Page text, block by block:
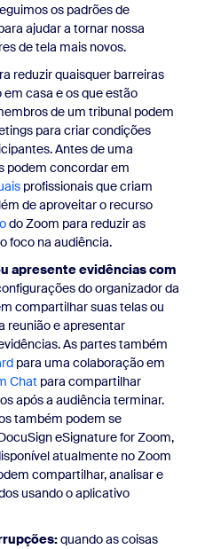
os padrões de
ajudar a tornar nossa
de tela mais novos.
reduzir quaisquer barreiras
casa e os que estão
de um tribunal podem
para criar condições
Antes de uma
podem concordar em
profissionais que criam
de aproveitar o recurso
do Zoom para reduzir as
foco na audiência.
apresente evidências com
do organizador da
compartilhar suas telas ou
reunião e apresentar
As partes também
para uma colaboração em
Chat para compartilhar
após a audiência terminar.
também podem se
eSignature for Zoom,
atualmente no Zoom
compartilhar, analisar e
usando o aplicativo
quando as coisas